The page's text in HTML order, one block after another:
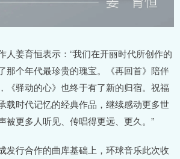
人姜育恒表示：“我们在开丽时代所创作的
那个年代最珍贵的瑰宝。《再回首》陪伴
《驿动的心》也终于有了新的归宿。祝福
载时代记忆的经典作品，继续感动更多世
被更多人听见、传唱得更远、更久。”
发行合作的曲库基础上，环球音乐此次收